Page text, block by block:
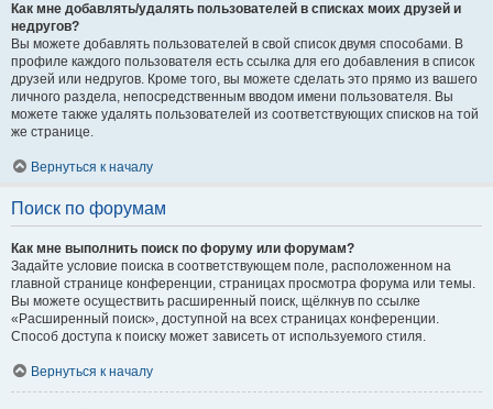
Как мне добавлять/удалять пользователей в списках моих друзей и
недругов?
Вы можете добавлять пользователей в свой список двумя способами. В
профиле каждого пользователя есть ссылка для его добавления в список
друзей или недругов. Кроме того, вы можете сделать это прямо из вашего
личного раздела, непосредственным вводом имени пользователя. Вы
можете также удалять пользователей из соответствующих списков на той
же странице.
Вернуться к началу
Поиск по форумам
Как мне выполнить поиск по форуму или форумам?
Задайте условие поиска в соответствующем поле, расположенном на
главной странице конференции, страницах просмотра форума или темы.
Вы можете осуществить расширенный поиск, щёлкнув по ссылке
«Расширенный поиск», доступной на всех страницах конференции.
Способ доступа к поиску может зависеть от используемого стиля.
Вернуться к началу